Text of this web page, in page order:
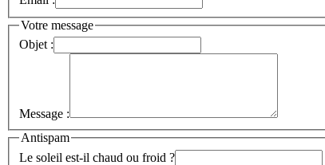
Votre message
Objet :
Message :
Antispam
Le soleil est-il chaud ou froid ?